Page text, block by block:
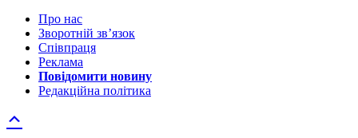
Про нас
Зворотній зв’язок
Співпраця
Реклама
Повідомити новину
Редакційна політика